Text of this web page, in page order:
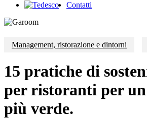
Contatti
Management, ristorazione e dintorni
15 pratiche di
per ristoranti per
più verde.